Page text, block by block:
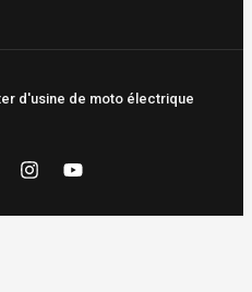
d'usine de moto électrique